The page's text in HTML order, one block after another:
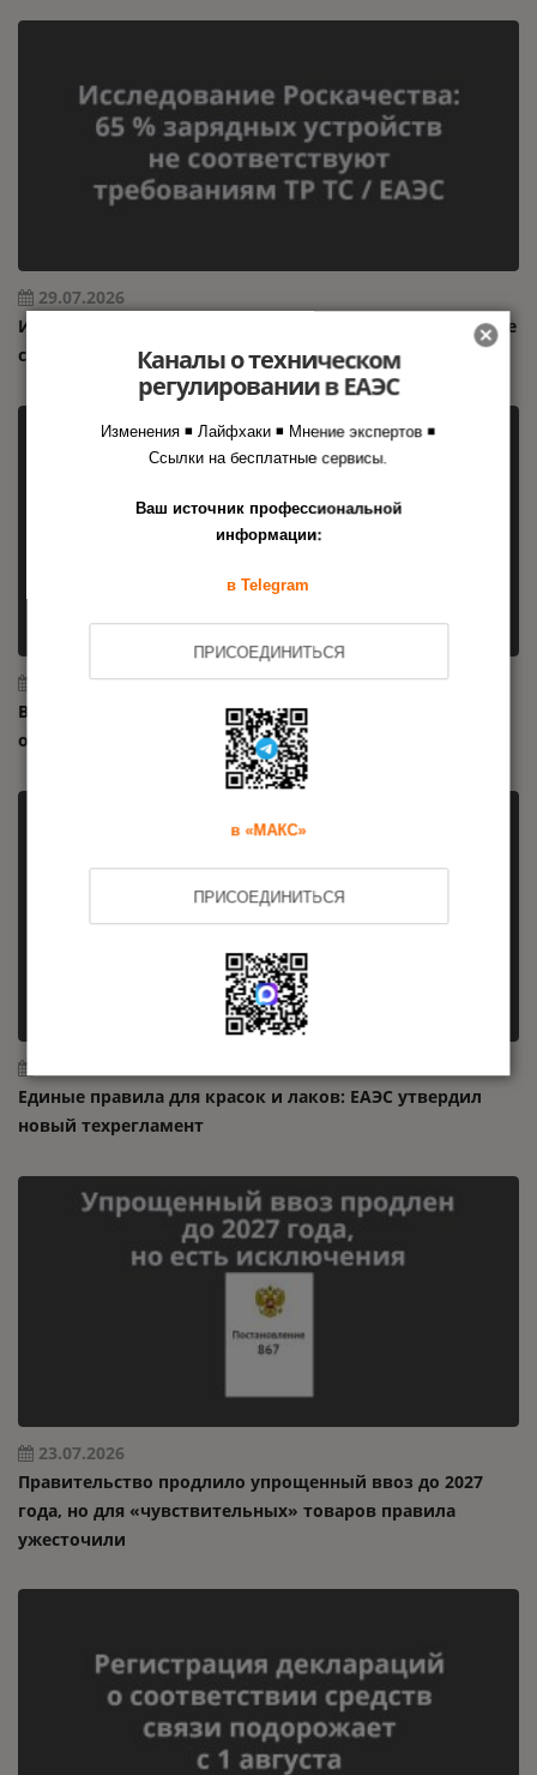
29.07.2026
Исследование Роскачества: 65 % зарядных устройств не
соответствуют требованиям ТР ТС / ЕАЭС
24.07.2026
Внесены изменения в техрегламент на машины и
оборудование: новые требования с 2026 года
Единые правила для красок и лаков: ЕАЭС утвердил
новый техрегламент
23.07.2026
Правительство продлило упрощенный ввоз до 2027
года, но для «чувствительных» товаров правила
ужесточили
Каналы о техническом
регулировании в ЕАЭС
Изменения ◾ Лайфхаки ◾ Мнение экспертов ◾
Ссылки на бесплатные сервисы.
Ваш источник профессиональной
информации:
в Telegram
ПРИСОЕДИНИТЬСЯ
в «МАКС»
ПРИСОЕДИНИТЬСЯ